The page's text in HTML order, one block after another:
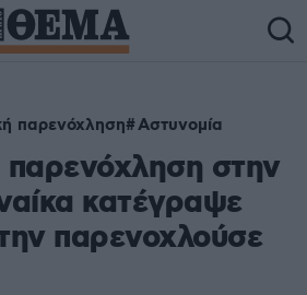
παρενόχληση Αστυνομία
παρενόχληση στην
κατέγραψε
παρενοχλούσε